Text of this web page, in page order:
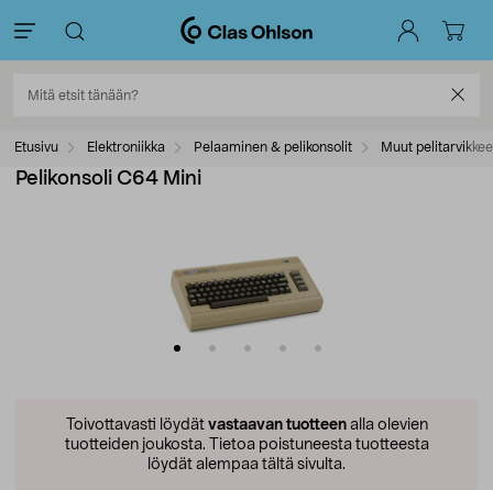
Etusivu Elektroniikka Pelaaminen & pelikonsolit Muut
Pelikonsoli C64 Mini
Toivottavasti löydät vastaavan tuotteenalla olevien
tuotteiden joukosta. Tietoa poistuneesta tuotteesta
löydät alempaa tältä sivulta.